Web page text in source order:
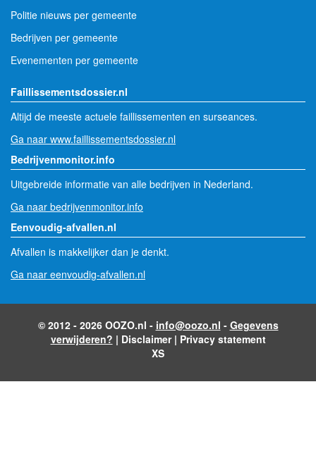
Politie nieuws per gemeente
Bedrijven per gemeente
Evenementen per gemeente
Faillissementsdossier.nl
Altijd de meeste actuele faillissementen en surseances.
Ga naar www.faillissementsdossier.nl
Bedrijvenmonitor.info
Uitgebreide informatie van alle bedrijven in Nederland.
Ga naar bedrijvenmonitor.info
Eenvoudig-afvallen.nl
Afvallen is makkelijker dan je denkt.
Ga naar eenvoudig-afvallen.nl
© 2012 - 2026 OOZO.nl - info@oozo.nl - Gegevens
verwijderen? | Disclaimer| Privacy statement
XS